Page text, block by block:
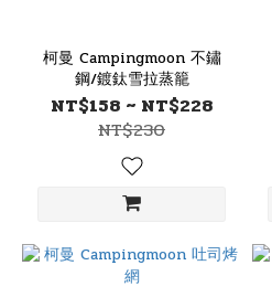
柯曼 Campingmoon 不鏽
鋼/鍍鈦雪拉蒸籠
NT$158 ~ NT$228
NT$230